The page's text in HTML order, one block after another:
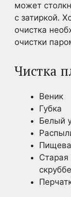
может
с затиркой.
очистка
очистки
Чистка
Веник
Губка
Белый
Старая